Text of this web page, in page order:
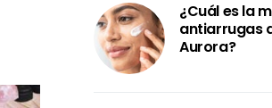
¿Cuál es la
antiarrugas
Aurora?